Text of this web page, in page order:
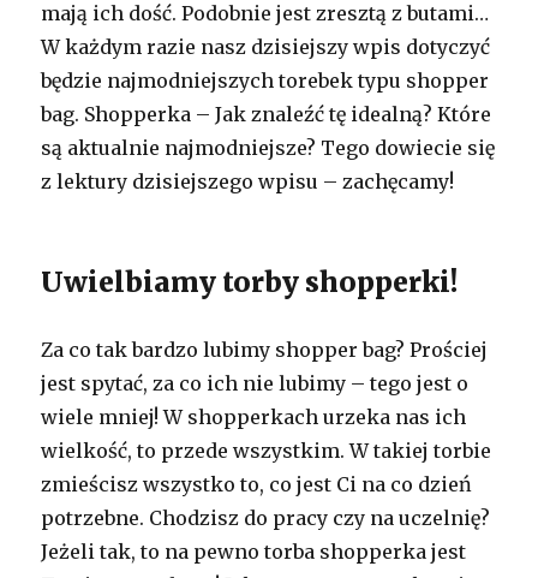
mają ich dość. Podobnie jest zresztą z butami…
W każdym razie nasz dzisiejszy wpis dotyczyć
będzie najmodniejszych torebek typu shopper
bag. Shopperka – Jak znaleźć tę idealną? Które
są aktualnie najmodniejsze? Tego dowiecie się
z lektury dzisiejszego wpisu – zachęcamy!
Uwielbiamy torby shopperki!
Za co tak bardzo lubimy shopper bag? Prościej
jest spytać, za co ich nie lubimy – tego jest o
wiele mniej! W shopperkach urzeka nas ich
wielkość, to przede wszystkim. W takiej torbie
zmieścisz wszystko to, co jest Ci na co dzień
potrzebne. Chodzisz do pracy czy na uczelnię?
Jeżeli tak, to na pewno torba shopperka jest